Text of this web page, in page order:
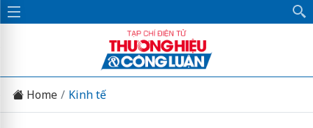
Home Kinh tế